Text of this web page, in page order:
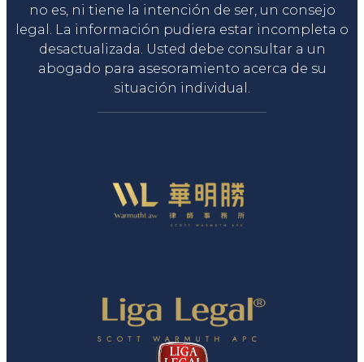
no es, ni tiene la intención de ser, un consejo
legal. La información pudiera estar incompleta o
desactualizada. Usted debe consultar a un
abogado para asesoramiento acerca de su
situación individual.